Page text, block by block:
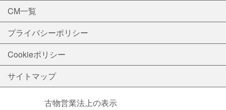
CM一覧
プライバシーポリシー
Cookieポリシー
サイトマップ
古物営業法上の表示